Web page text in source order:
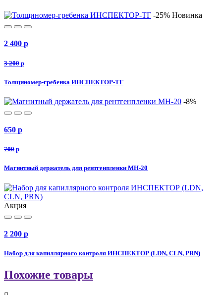
-25% Новинка
2 400 p
3 200 p
Толщиномер-гребенка ИНСПЕКТОР-ТГ
-8%
650 p
700 p
Магнитный держатель для рентгенпленки МН-20
Акция
2 200 p
Набор для капиллярного контроля ИНСПЕКТОР (LDN, CLN, PRN)
Похожие товары